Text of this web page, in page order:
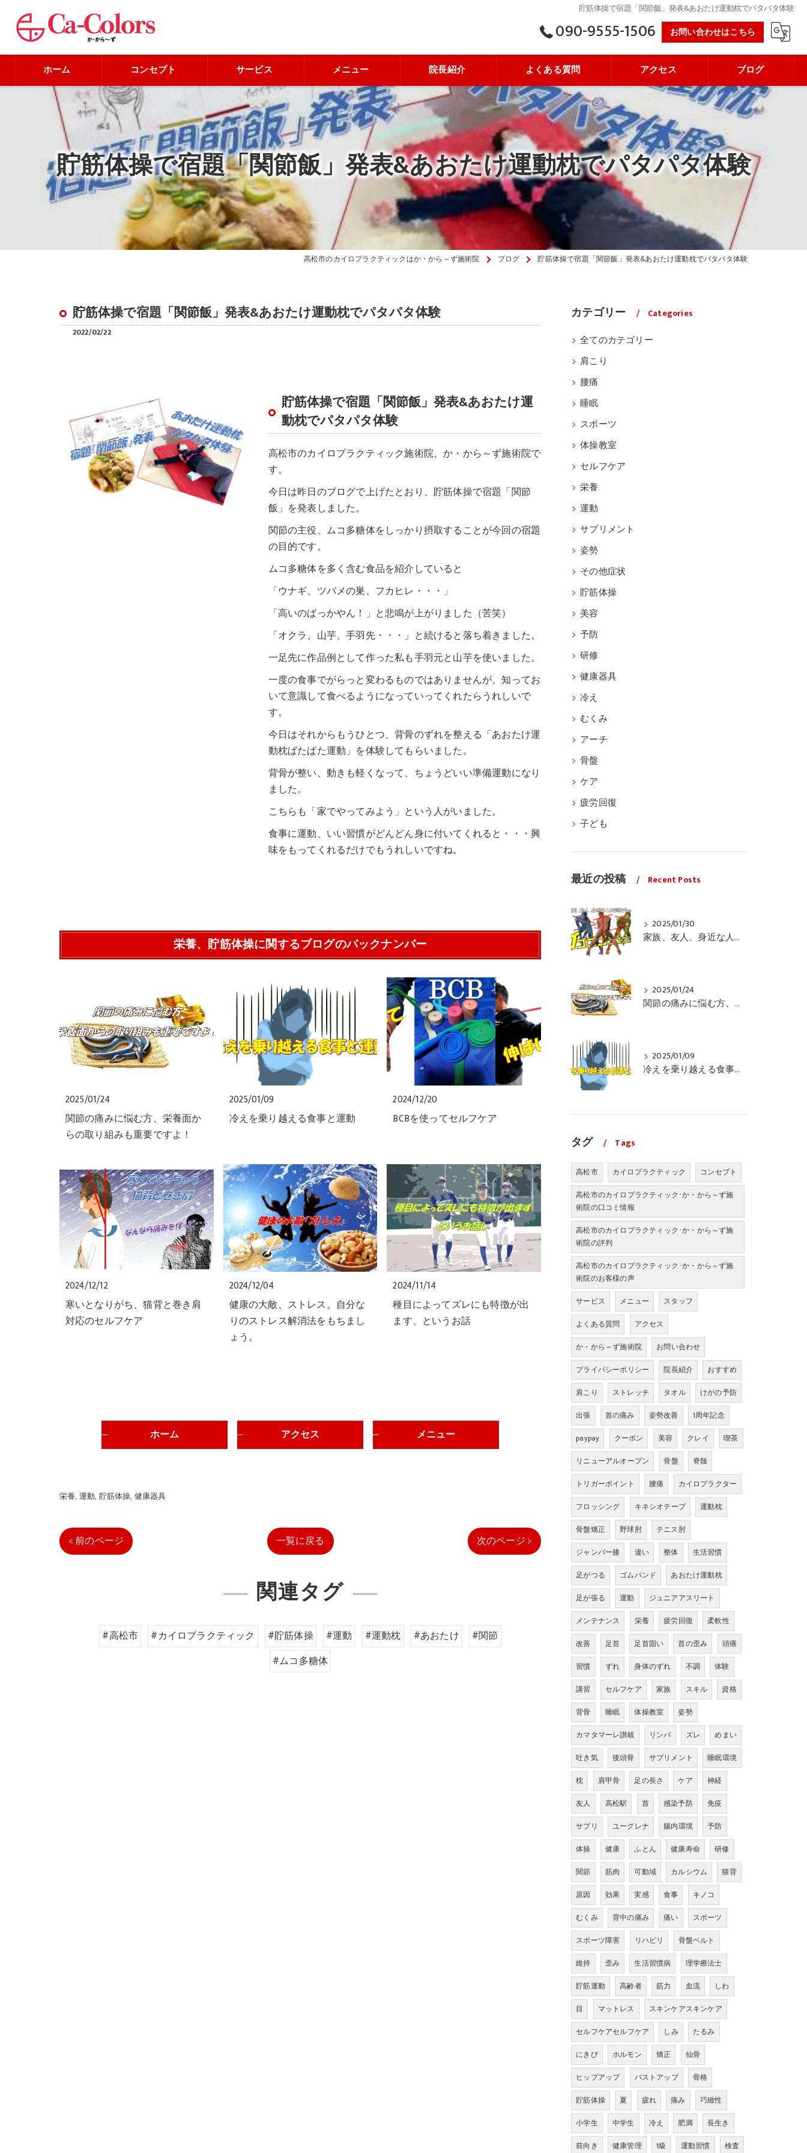
貯筋体操で宿題「関節飯」発表&あおたけ運動枕でパタパタ体験
090-9555-1506 お問い合わせはこちら
ホーム コンセプト サービス メニュー 院長紹介 よくある質問 アクセス ブログ
貯筋体操で宿題「関節飯」発表&あおたけ運動枕でパタパタ体験
高松市のカイロプラクティックはか・から～ず施術院 ブログ 貯筋体操で宿題「関節飯」発表&あおたけ運動枕でパタパタ体験
貯筋体操で宿題「関節飯」発表&あおたけ運動枕でパタパタ体験
2022/02/22
貯筋体操で宿題「関節飯」発表&あおたけ運
動枕でパタパタ体験
高松市のカイロプラクティック施術院、か・から～ず施術院で
す。
今日は昨日のブログで上げたとおり、貯筋体操で宿題「関節
飯」を発表しました。
関節の主役、ムコ多糖体をしっかり摂取することが今回の宿題
の目的です。
ムコ多糖体を多く含む食品を紹介していると
「ウナギ、ツバメの巣、フカヒレ・・・」
「高いのばっかやん！」と悲鳴が上がりました（苦笑）
「オクラ、山芋、手羽先・・・」と続けると落ち着きました。
一足先に作品例として作った私も手羽元と山芋を使いました。
一度の食事でがらっと変わるものではありませんが、知ってお
いて意識して食べるようになっていってくれたらうれしいで
す。
今日はそれからもうひとつ、背骨のずれを整える「あおたけ運
動枕ぱたぱた運動」を体験してもらいました。
背骨が整い、動きも軽くなって、ちょうどいい準備運動になり
ました。
こちらも「家でやってみよう」という人がいました。
食事に運動、いい習慣がどんどん身に付いてくれると・・・興
味をもってくれるだけでもうれしいですね。
栄養、貯筋体操に関するブログのバックナンバー
2025/01/24
関節の痛みに悩む方、栄養面か
らの取り組みも重要ですよ！
2025/01/09
冷えを乗り越える食事と運動
2024/12/20
BCBを使ってセルフケア
2024/12/12
寒いとなりがち、猫背と巻き肩
対応のセルフケア
2024/12/04
健康の大敵、ストレス。自分な
りのストレス解消法をもちまし
ょう。
2024/11/14
種目によってズレにも特徴が出
ます、というお話
ホーム アクセス メニュー
栄養 運動 貯筋体操 健康器具
< 前のページ 一覧に戻る 次のページ >
関連タグ
#高松市 #カイロプラクティック #貯筋体操 #運動 #運動枕 #あおたけ
#関節
#ムコ多糖体
カテゴリー Categories
全てのカテゴリー
肩こり
腰痛
睡眠
スポーツ
体操教室
セルフケア
栄養
運動
サプリメント
姿勢
その他症状
貯筋体操
美容
予防
研修
健康器具
冷え
むくみ
アーチ
骨盤
ケア
疲労回復
子ども
最近の投稿 Recent Posts
2025/01/30
家族、友人、身近な人の姿勢をちょっと見てみませんか？
2025/01/24
関節の痛みに悩む方、栄養面からの取り組みも重要ですよ！
2025/01/09
冷えを乗り越える食事と運動
タグ Tags
高松市 カイロプラクティック
コンセプト
高松市のカイロプラクティック･か・から～ず施
術院の口コミ情報
高松市のカイロプラクティック･か・から～ず施
術院の評判
高松市のカイロプラクティック･か・から～ず施
術院のお客様の声
サービス
メニュー
スタッフ
よくある質問
アクセス
か・から～ず施術院
お問い合わせ
プライバシーポリシー
院長紹介
おすすめ
肩こり
ストレッチ タオル
けがの予防
出張
首の痛み 姿勢改善
1周年記念
paypay
クーポン 美容 クレイ
喫茶
リニューアルオープン
骨盤
脊髄
トリガーポイント
腰痛
カイロプラクター
フロッシング
キネシオテープ
運動枕
骨盤矯正
野球肘
テニス肘
ジャンパー膝
違い 整体
生活習慣
足がつる
ゴムバンド
あおたけ運動枕
足が張る
運動
ジュニアアスリート
メンテナンス
栄養 疲労回復
柔軟性
改善
足首 足首固い 首の歪み
頭痛
習慣
ずれ 身体のずれ 不調
体験
講習
セルフケア 家族 スキル
資格
背骨
睡眠 体操教室
姿勢
カマタマーレ讃岐
リンパ ズレ
めまい
吐き気
後頭骨 サプリメント
睡眠環境
枕
肩甲骨 足の長さ ケア
神経
友人
高松駅 首 感染予防
免疫
サプリ
ユーグレナ 腸内環境
予防
体操
健康 ふとん 健康寿命
研修
関節
筋肉 可動域 カルシウム
猫背
原因
効果 実感 食事
キノコ
むくみ
背中の痛み 痛い
スポーツ
スポーツ障害
リハビリ
骨盤ベルト
維持
歪み 生活習慣病
理学療法士
貯筋運動
高齢者 筋力 血流
しわ
目
マットレス
スキンケアスキンケア
セルフケアセルフケア
しみ
たるみ
にきび
ホルモン 矯正
仙骨
ヒップアップ
バストアップ
骨格
貯筋体操
夏 疲れ 痛み
巧緻性
小学生
中学生 冷え 肥満
長生き
前向き
健康管理 1級 運動習慣 検査